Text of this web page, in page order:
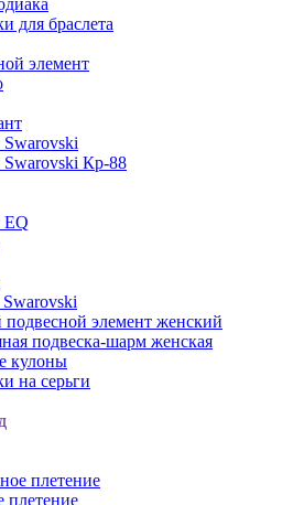
для браслета
элемент
Кр-88
подвесной элемент женcкий
подвеска-шарм женская
кулоны
на серьги
плетение
плетение